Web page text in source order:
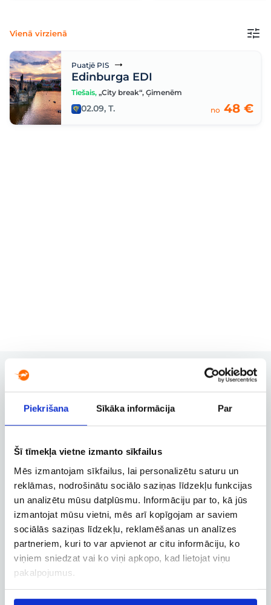
Piekrišana Sīkāka informācija Par
Šī tīmekļa vietne izmanto sīkfailus
Mēs izmantojam sīkfailus, lai personalizētu saturu un
reklāmas, nodrošinātu sociālo saziņas līdzekļu funkcijas
un analizētu mūsu datplūsmu. Informāciju par to, kā jūs
izmantojat mūsu vietni, mēs arī kopīgojam ar saviem
sociālās saziņas līdzekļu, reklamēšanas un analīzes
partneriem, kuri to var apvienot ar citu informāciju, ko
viņiem sniedzat vai ko viņi apkopo, kad lietojat viņu
pakalpojumus.
Vienā virzienā
Puatjē PIS
Edinburga EDI
Tiešais, „City break“, Ģimenēm
02.09, T. no 48 €
Rezervācijas pārvaldība
Rezervācijas maiņa, atcelšana un
Biznesa konts
Biznesa, dienesta un
darbatvaļinājuma lidojumu
rezervācija
Lidojuma izsekošana
Lidojuma statusa un citas aktuālās